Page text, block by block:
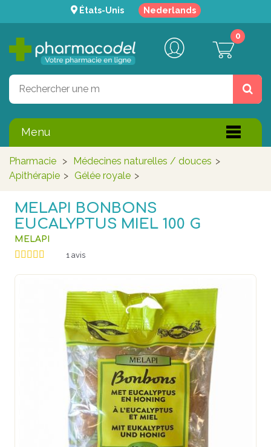
États-Unis Nederlands
0
Menu
Pharmacie > Médecines naturelles / douces >
Apithérapie > Gélée royale >
MELAPI BONBONS
EUCALYPTUS MIEL 100 G
MELAPI
1 avis